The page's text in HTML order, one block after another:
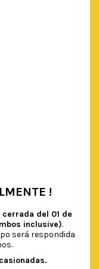
!
cerrada del 01 de
inclusive).
será respondida